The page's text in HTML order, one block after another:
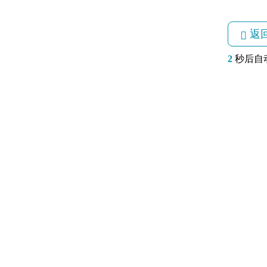
返
2 秒后自